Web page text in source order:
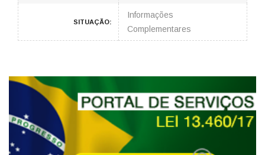
SITUAÇÃO:
Informações
Complementares